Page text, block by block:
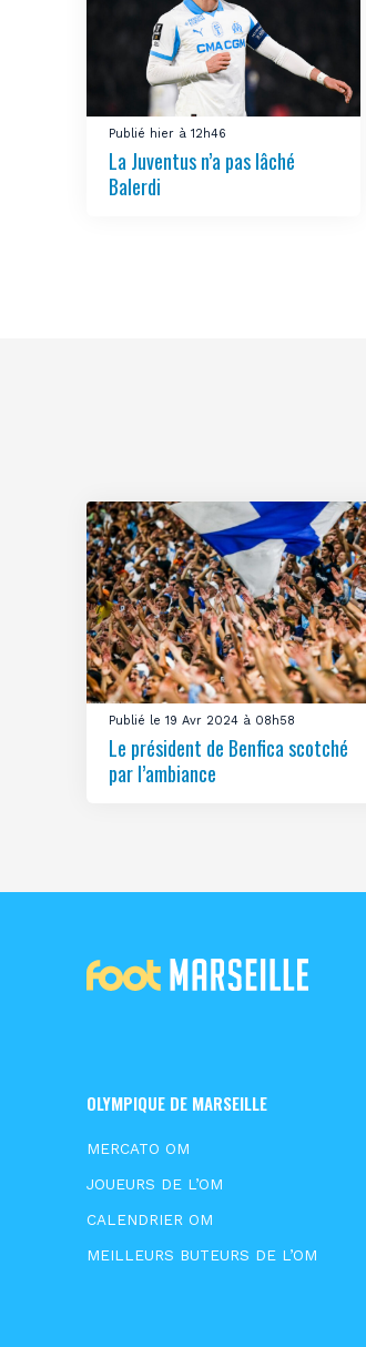
Publié hier à 12h46
La Juventus n’a pas lâché
Balerdi
Publié le 19 Avr 2024 à 08h58
Le président de Benfica scotché
par l’ambiance
OLYMPIQUE DE MARSEILLE
MERCATO OM
JOUEURS DE L’OM
CALENDRIER OM
MEILLEURS BUTEURS DE L’OM